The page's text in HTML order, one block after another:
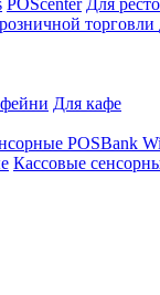
POScenter Для
торговли
Для кафе
POSBank
Кассовые